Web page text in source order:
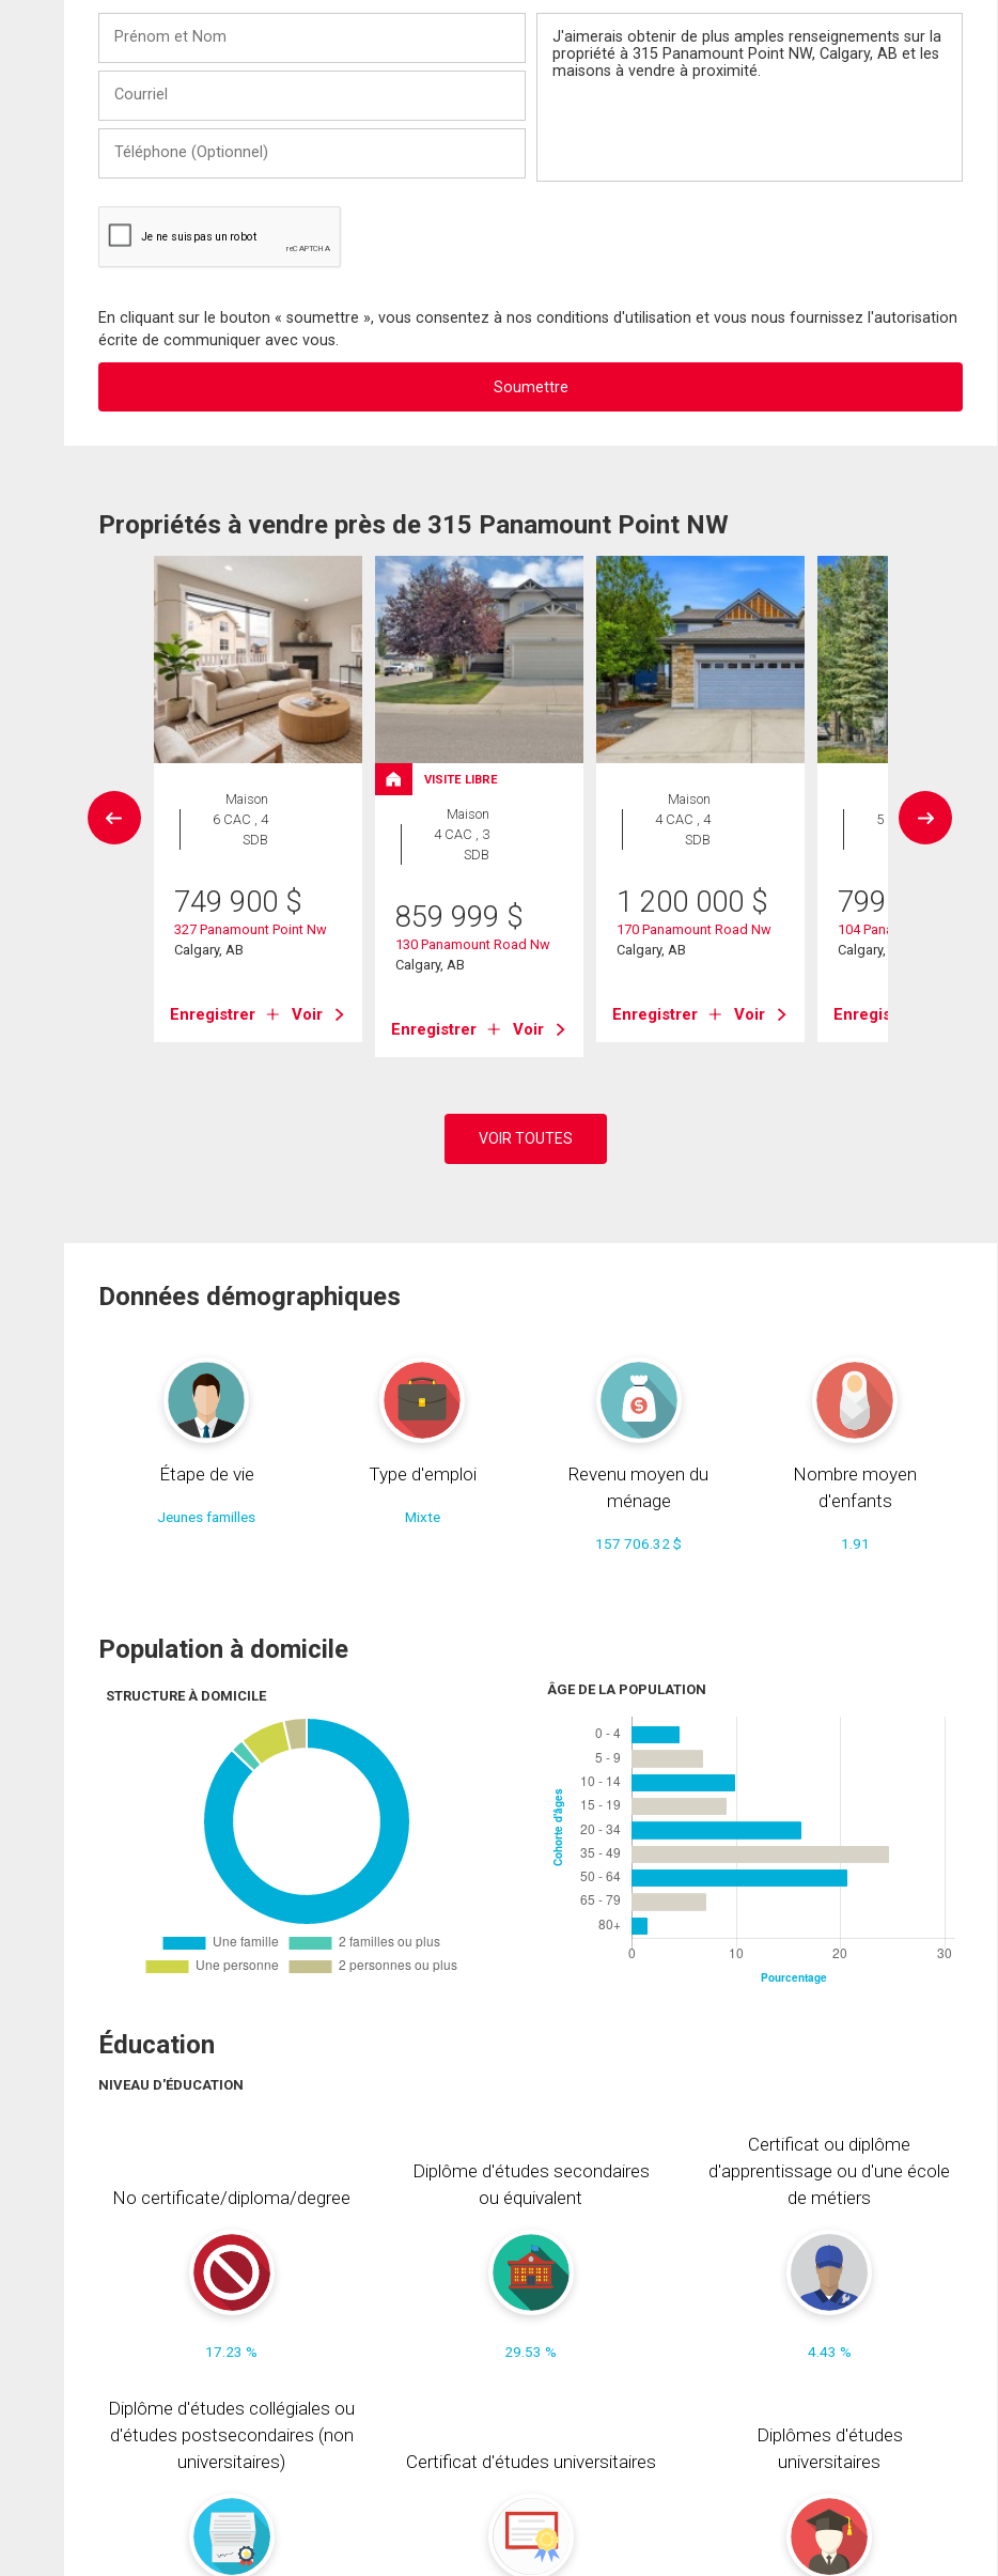
Nom
(Optionnel)
En cliquant sur le bouton « soumettre », vous consentez à nos conditions d'utilisation et vous nous fournissez l'autorisation
écrite de communiquer avec vous.
Propriétés à vendre près de 315 Panamount Point NW
Maison
6 CAC , 4
SDB
749 900 $
327 Panamount Point Nw
Calgary, AB
Enregistrer Voir
VISITE LIBRE
Maison
4 CAC , 3
SDB
859 999 $
130 Panamount Road Nw
Calgary, AB
Enregistrer Voir
Maison
4 CAC , 4
SDB
1 200 000 $
170 Panamount Road Nw
Calgary, AB
Enregistrer Voir
Maison
5 CAC , 4
SDB
799 900
104 Panamount Terrace Nw
Calgary, AB
Enregistrer
Données démographiques
Étape de vie
Jeunes familles
Type d'emploi
Mixte
Revenu moyen du
ménage
157 706.32 $
Nombre moyen
d'enfants
1.91
Population à domicile
STRUCTURE À DOMICILE ÂGE DE LA POPULATION
Éducation
NIVEAU D'ÉDUCATION
No certificate/diploma/degree
17.23 %
Diplôme d'études secondaires
ou équivalent
29.53 %
Certificat ou diplôme
d'apprentissage ou d'une école
de métiers
4.43 %
Diplôme d'études collégiales ou
d'études postsecondaires (non
universitaires)
Certificat d'études universitaires
Diplômes d'études
universitaires